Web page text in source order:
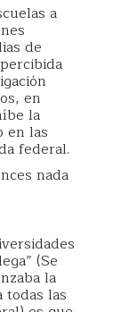
a
de
en
la
en las
federal.
nada
(Se
la
todas las